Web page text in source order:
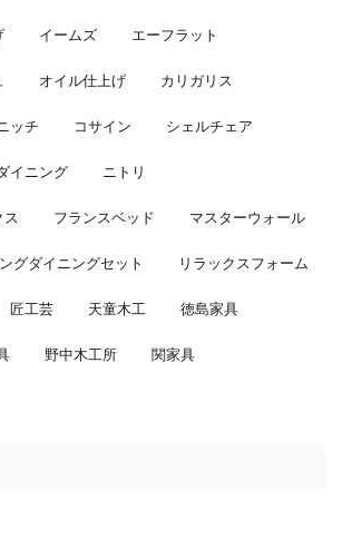
イームズ エーフラット
オイル仕上げ カリガリス
ッチ コサイン シェルチェア
イニング ニトリ
ス フランスベッド マスターウォール
グダイニングセット リラックスフォーム
匠工芸 天童木工 徳島家具
野中木工所 関家具